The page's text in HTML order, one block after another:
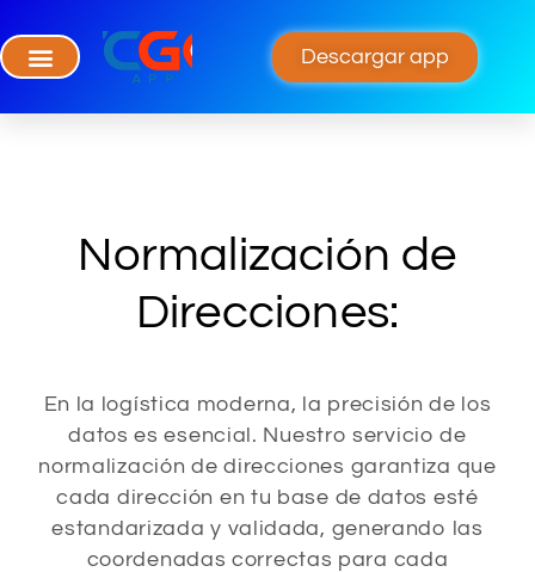
Descargar app
Normalización de
Direcciones:
En la logística moderna, la precisión de los
datos es esencial. Nuestro servicio de
normalización de direcciones garantiza que
cada dirección en tu base de datos esté
estandarizada y validada, generando las
coordenadas correctas para cada